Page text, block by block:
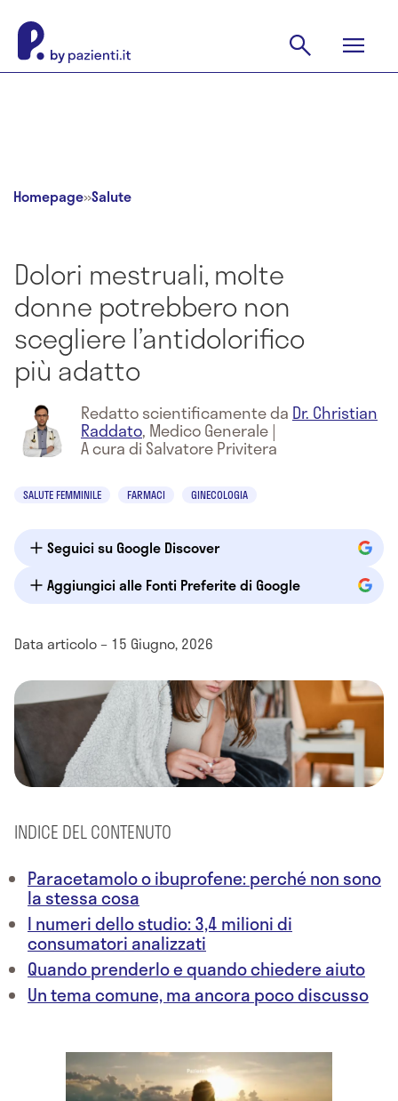
Homepage»Salute
Dolori mestruali, molte
donne potrebbero non
scegliere l’antidolorifico
più adatto
Redatto scientificamente da Dr. Christian
Raddato, Medico Generale|
A cura di Salvatore Privitera
SALUTE FEMMINILE FARMACI GINECOLOGIA
Seguici su Google Discover
Aggiungici alle Fonti Preferite di Google
Data articolo – 15 Giugno, 2026
INDICE DEL CONTENUTO
Paracetamolo o ibuprofene: perché non sono
la stessa cosa
I numeri dello studio: 3,4 milioni di
consumatori analizzati
Quando prenderlo e quando chiedere aiuto
Un tema comune, ma ancora poco discusso